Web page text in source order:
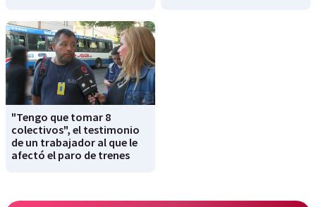
"Tengo que tomar 8
colectivos", el testimonio
de un trabajador al que le
afectó el paro de trenes